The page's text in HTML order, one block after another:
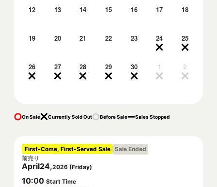
12 13 14 15 16 17 18
19 20 21 22 23 24 25
26 27 28 29 30 1 2
On Sale Currently Sold Out Before Sale Sales Stopped
First-Come, First-Served Sale Sale Ended
前売り
April24,2026 (Friday)
10:00 Start Time